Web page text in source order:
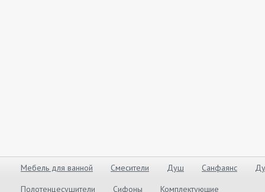
Мебель для ванной Смесители Душ Санфаянс
Полотенцесушители
Сифоны Комплектующие